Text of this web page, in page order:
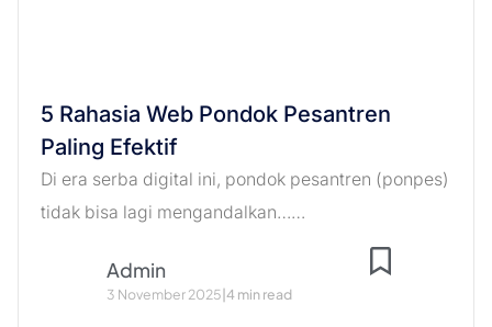
5 Rahasia Web Pondok Pesantren
Paling Efektif
Di era serba digital ini, pondok pesantren (ponpes)
tidak bisa lagi mengandalkan……
Admin
3 November 2025|4 min read